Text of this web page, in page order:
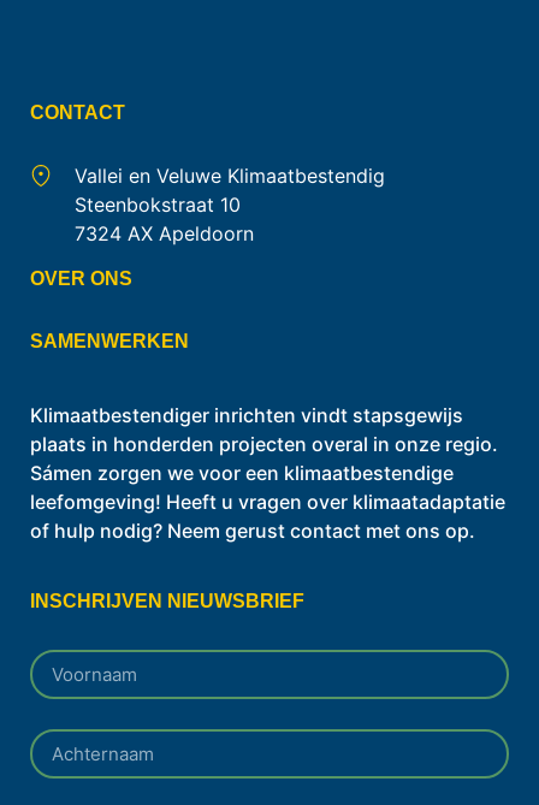
CONTACT
Vallei en Veluwe Klimaatbestendig
Steenbokstraat 10
7324 AX Apeldoorn
OVER ONS
SAMENWERKEN
Klimaatbestendiger inrichten vindt stapsgewijs
plaats in honderden projecten overal in onze regio.
Sámen zorgen we voor een klimaatbestendige
leefomgeving! Heeft u vragen over klimaatadaptatie
of hulp nodig? Neem gerust contact met ons op.
INSCHRIJVEN NIEUWSBRIEF